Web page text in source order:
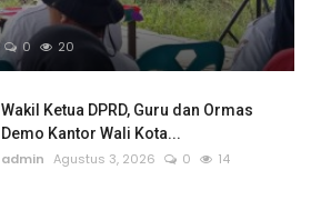
0 20
Wakil Ketua DPRD, Guru dan Ormas
Demo Kantor Wali Kota...
admin Agustus 3, 2026 0 14